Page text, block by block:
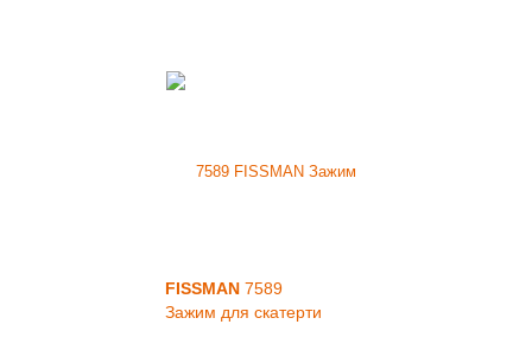
FISSMAN 7589
Зажим для скатерти